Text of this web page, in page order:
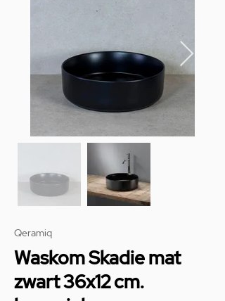
Qeramiq
Waskom Skadie mat
zwart 36x12 cm.